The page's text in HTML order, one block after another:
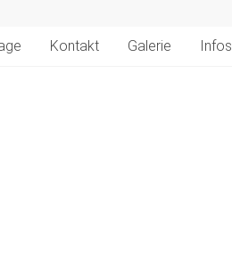
Kontakt Galerie Infos